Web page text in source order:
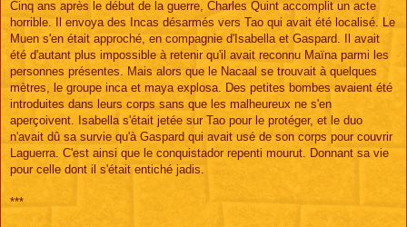
Cinq ans après le début de la guerre, Charles Quint accomplit un acte
horrible. Il envoya des Incas désarmés vers Tao qui avait été localisé. Le
Muen s'en était approché, en compagnie d'Isabella et Gaspard. Il avait
été d'autant plus impossible à retenir qu'il avait reconnu Maïna parmi les
personnes présentes. Mais alors que le Nacaal se trouvait à quelques
mètres, le groupe inca et maya explosa. Des petites bombes avaient été
introduites dans leurs corps sans que les malheureux ne s'en
aperçoivent. Isabella s'était jetée sur Tao pour le protéger, et le duo
n'avait dû sa survie qu'à Gaspard qui avait usé de son corps pour couvrir
Laguerra. C'est ainsi que le conquistador repenti mourut. Donnant sa vie
pour celle dont il s'était entiché jadis.
***